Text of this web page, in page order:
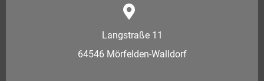
Langstraße 11
64546 Mörfelden-Walldorf